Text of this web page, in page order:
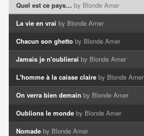
Quel est ce pays… by Blonde Amer
La vie en vrai by Blonde Amer
Chacun son ghetto by Blonde Amer
Jamais je n'oublierai by Blonde Amer
L'homme à la caisse claire by Blonde Amer
On verra bien demain by Blonde Amer
Oublions le monde by Blonde Amer
Nomade by Blonde Amer